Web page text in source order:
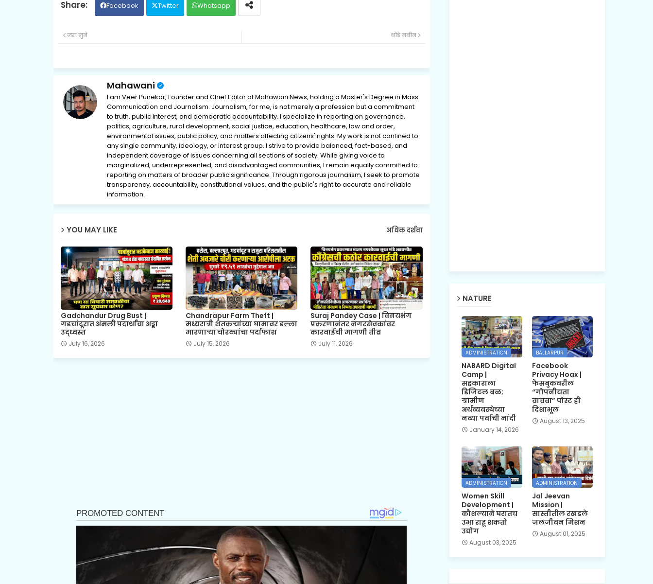
Facebook Twitter Whatsapp
थोडे नवीन
जरा जुने
Mahawani
I am Veer Punekar, Founder and Chief Editor of Mahawani News, holding a Master's Degree in Mass
Communication and Journalism. Journalism, for me, is not merely a profession but a commitment
to truth, public interest, and democratic accountability. I specialize in reporting on governance,
politics, agriculture, rural development, social justice, education, healthcare, law and order,
environmental issues, public policy, and matters affecting citizens' rights. My work is not confined to
any single community, ideology, or interest group. I strive to provide balanced, fact-based, and
independent coverage of issues concerning all sections of society. While giving voice to
marginalized, underrepresented, and disadvantaged communities, I remain equally committed to
reporting on matters of broader public significance. Through rigorous journalism, I seek to promote
transparency, accountability, constitutional values, and the public's right to accurate and reliable
information.
YOU MAY LIKE अधिक दर्शवा
Gadchandur Drug Bust |
गडचांदूरात अंमली पदार्थांचा अड्डा
उद्ध्वस्त
July 16, 2026
Chandrapur Farm Theft |
मध्यरात्री शेतकऱ्यांच्या घामावर डल्ला
मारणाऱ्या चोरट्यांचा पर्दाफाश
July 15, 2026
Suraj Pandey Case | विनयभंग
प्रकरणानंतर नगरसेवकांवर
कारवाईची मागणी तीव्र
July 11, 2026
NATURE
ADMINISTRATION
NABARD Digital
Camp |
सहकाराला
डिजिटल बळ;
ग्रामीण
अर्थव्यवस्थेच्या
नव्या पर्वाची नांदी
January 14, 2026
BALLARPUR
Facebook
Privacy Hoax |
फेसबुकवरील
“गोपनीयता
वाचवा” पोस्ट ही
दिशाभूल
August 13, 2025
ADMINISTRATION
Women Skill
Development |
कौशल्याने घरातच
उभा राहू शकतो
उद्योग
August 03, 2025
ADMINISTRATION
Jal Jeevan
Mission |
सास्तीतील रखडले
जलजीवन मिशन
August 01, 2025